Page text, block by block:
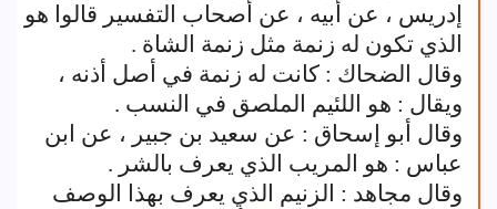
إدريس ، عن أبيه ، عن أصحاب التفسير قالوا هو
الذي تكون له زنمة مثل زنمة الشاة .
وقال الضحاك : كانت له زنمة في أصل أذنه ،
ويقال : هو اللئيم الملصق في النسب .
وقال أبو إسحاق : عن سعيد بن جبير ، عن ابن
عباس : هو المريب الذي يعرف بالشر .
وقال مجاهد : الزنيم الذي يعرف بهذا الوصف